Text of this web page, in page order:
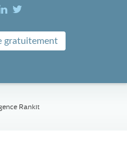
gratuitement
Rankit